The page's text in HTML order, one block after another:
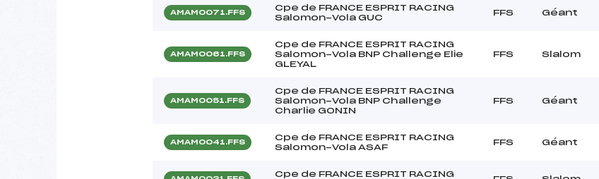
AMAM0071.FFS
Cpe de FRANCE ESPRIT RACING
Salomon-Vola GUC
FFS Géant
AMAM0061.FFS
Cpe de FRANCE ESPRIT RACING
Salomon-Vola BNP Challenge Elie
GLEYAL
FFS Slalom
AMAM0051.FFS
Cpe de FRANCE ESPRIT RACING
Salomon-Vola BNP Challenge
Charlie GONIN
FFS Géant
AMAM0041.FFS
Cpe de FRANCE ESPRIT RACING
Salomon-Vola ASAF
FFS Géant
Cpe de FRANCE ESPRIT RACING